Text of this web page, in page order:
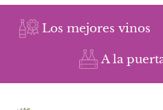
Los mejores vinos
A la